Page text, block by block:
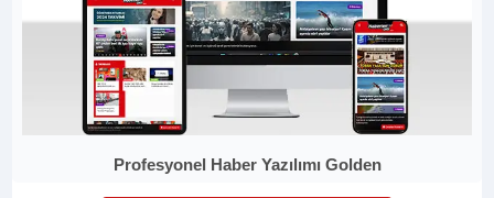
Profesyonel Haber Yazılımı Golden